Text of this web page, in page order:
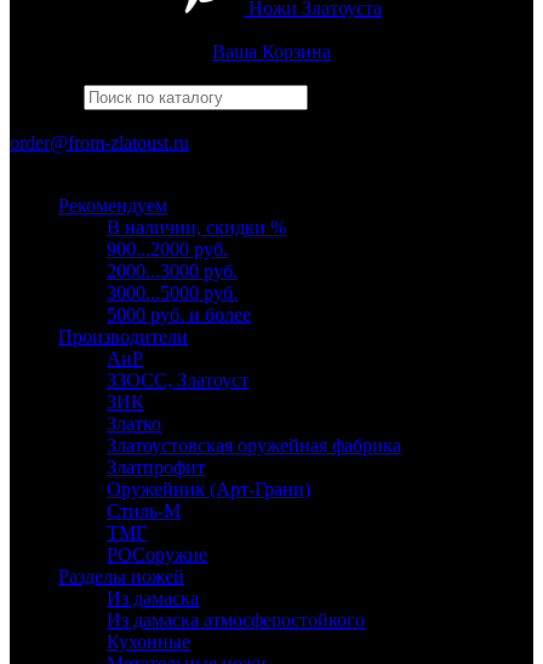
Ножи Златоуста
Ваша Корзина
order@from-zlatoust.ru
Рекомендуем
В наличии, скидки %
900...2000 руб.
2000...3000 руб.
3000...5000 руб.
5000 руб. и более
Производители
АиР
ЗЗОСС, Златоуст
ЗИК
Златко
Златоустовская оружейная фабрика
Златпрофит
Оружейник (Арт-Грани)
Стиль-М
ТМГ
РОСоружие
Разделы ножей
Из дамаска
Из дамаска атмосферостойкого
Кухонные